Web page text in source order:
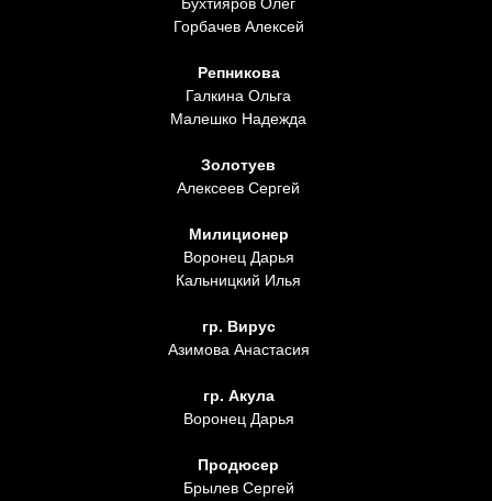
Горбачев Алексей
Репникова
Галкина Ольга
Малешко Надежда
Золотуев
Алексеев Сергей
Милиционер
Воронец Дарья
Кальницкий Илья
гр. Вирус
Азимова Анастасия
гр. Акула
Воронец Дарья
Продюсер
Брылев Сергей